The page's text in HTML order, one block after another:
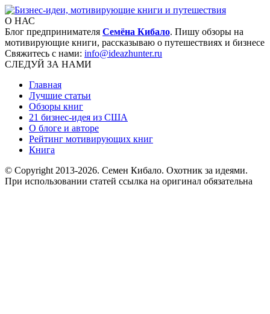
О НАС
Блог предпринимателя Семёна Кибало. Пишу обзоры на
мотивирующие книги, рассказываю о путешествиях и бизнесе
Свяжитесь с нами: info@ideazhunter.ru
СЛЕДУЙ ЗА НАМИ
Главная
Лучшие статьи
Обзоры книг
21 бизнес-идея из США
О блоге и авторе
Рейтинг мотивирующих книг
Книга
© Copyright 2013-2026. Семен Кибало. Охотник за идеями.
При использовании статей ссылка на оригинал обязательна